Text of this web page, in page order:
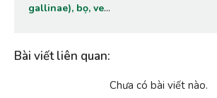
gallinae), bọ, ve
Bài viết liên quan:
Chưa có bài viết nào.